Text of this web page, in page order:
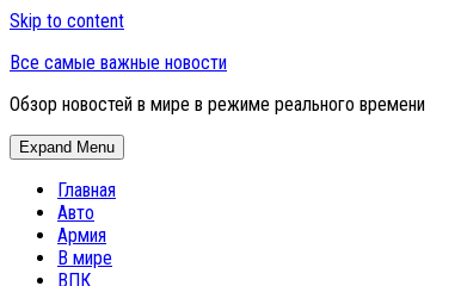
Skip to content
Все самые важные новости
Обзор новостей в мире в режиме реального времени
Expand Menu
Главная
Авто
Армия
В мире
ВПК